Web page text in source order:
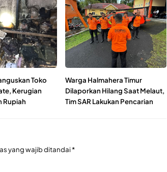
Toko
Kerugian
Rupiah
Warga Halmahera Timur
Dilaporkan Hilang Saat Melaut,
Tim SAR Lakukan Pencarian
yang wajib ditandai*